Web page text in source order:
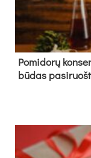
Pomidorų
būdas